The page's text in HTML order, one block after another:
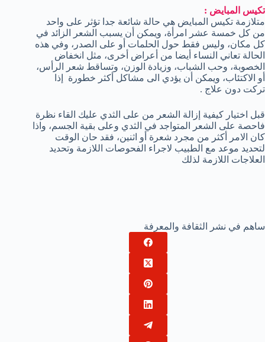
تكيس المبايض :
متلازمة تكيس المبايض هي حالة شائعة جدا تؤثر على واحد
من كل خمسة عشر امرأة، ويمكن أن يسبب الشعر الزائد في
كل مكان، وليس فقط حول الحلمات أو على الصدر، وفي هذه
الحالة تعاني النساء أيضا من أعراض أخرى، مثل انخفاض
الخصوبة، وحب الشباب، وزيادة الوزن، وتساقط شعر الرأس،
أو الاكتئاب، ويمكن أن يؤدي الى مشاكل أكثر خطورة إذا
تركت دون علاج .
قبل اختيار كيفية إزالة الشعر من على الثدي عليك القاء نظرة
فاحصة على الشعر المتواجد في الثدي وعلى بقية الجسم، واذا
كان الامر أكثر من مجرد شعرة أو اثنين، فقد حان الوقت
لتحديد موعد مع الطبيب لاجراء الفحوصات اللازمة وتحديد
العلاجات اللازمة لذلك
ساهم في نشر الثقافة والمعرفة